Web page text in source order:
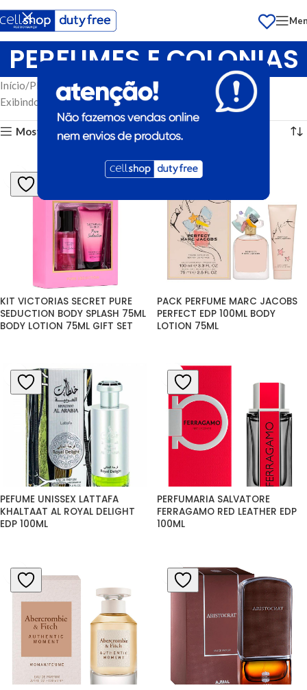
PERFUMES E COLONIAS
Início PERFUMARIA PERFUMES E COLONIAS
Exibindo 73–84 de 883 resultados
Mostrar barra lateral
KIT VICTORIAS SECRET PURE
SEDUCTION BODY SPLASH 75ML
BODY LOTION 75ML GIFT SET
PACK PERFUME MARC JACOBS
PERFECT EDP 100ML BODY
LOTION 75ML
PEFUME UNISSEX LATTAFA
KHALTAAT AL ROYAL DELIGHT
EDP 100ML
PERFUMARIA SALVATORE
FERRAGAMO RED LEATHER EDP
100ML